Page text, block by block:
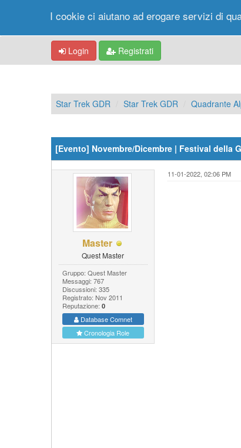
Login Registrati
Star Trek GDR Star Trek GDR Quadrante
[Evento] Novembre/Dicembre | Festival della
Master
Quest Master
Gruppo: Quest Master
Messaggi: 767
Discussioni: 335
Registrato: Nov 2011
Reputazione: 0
Database Comnet
Cronologia Role
11-01-2022, 02:06 PM
I cookie ci aiutano ad erogare servizi di